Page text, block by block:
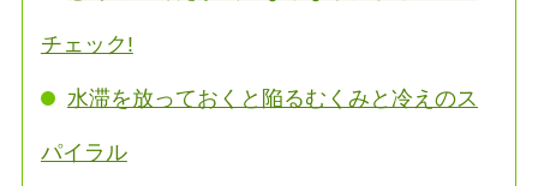
チェック!
水滞を放っておくと陥るむくみと冷えのス
パイラル